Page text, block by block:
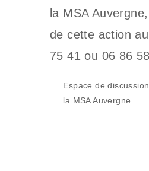
la MSA
de cette action
75 41 ou 06 86
Espace de
la MSA Auvergne